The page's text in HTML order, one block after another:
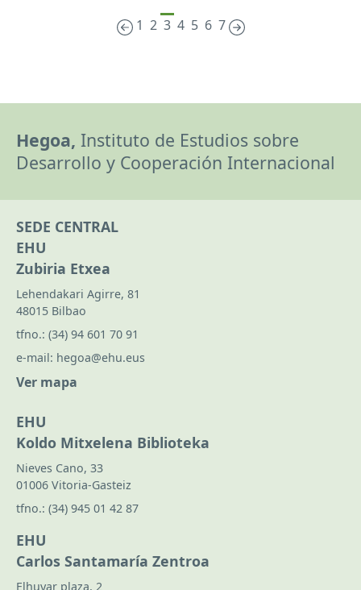
1 2 3 4 5 6 7
Hegoa, Instituto de Estudios sobre
Desarrollo y Cooperación Internacional
SEDE CENTRAL
EHU
Zubiria Etxea
Lehendakari Agirre, 81
48015 Bilbao
tfno.: (34) 94 601 70 91
e-mail: hegoa@ehu.eus
Ver mapa
EHU
Koldo Mitxelena Biblioteka
Nieves Cano, 33
01006 Vitoria-Gasteiz
tfno.: (34) 945 01 42 87
EHU
Carlos Santamaría Zentroa
Elhuyar plaza, 2